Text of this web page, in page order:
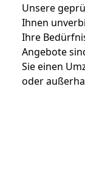
Unsere
Ihnen
Ihre
Angebote
Sie einen
oder